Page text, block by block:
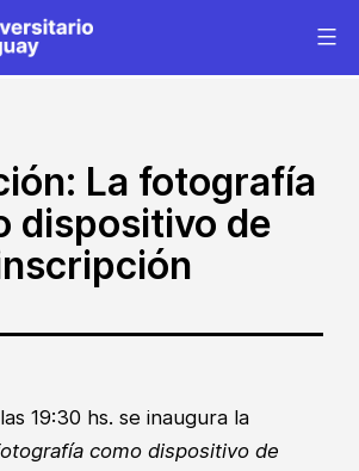
La fotografía
dispositivo de
19:30 hs. se inaugura la
como dispositivo de